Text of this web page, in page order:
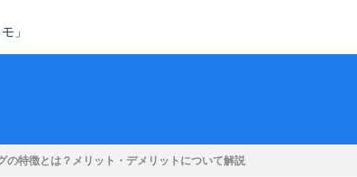
」
の特徴とは？メリット・デメリットについて解説